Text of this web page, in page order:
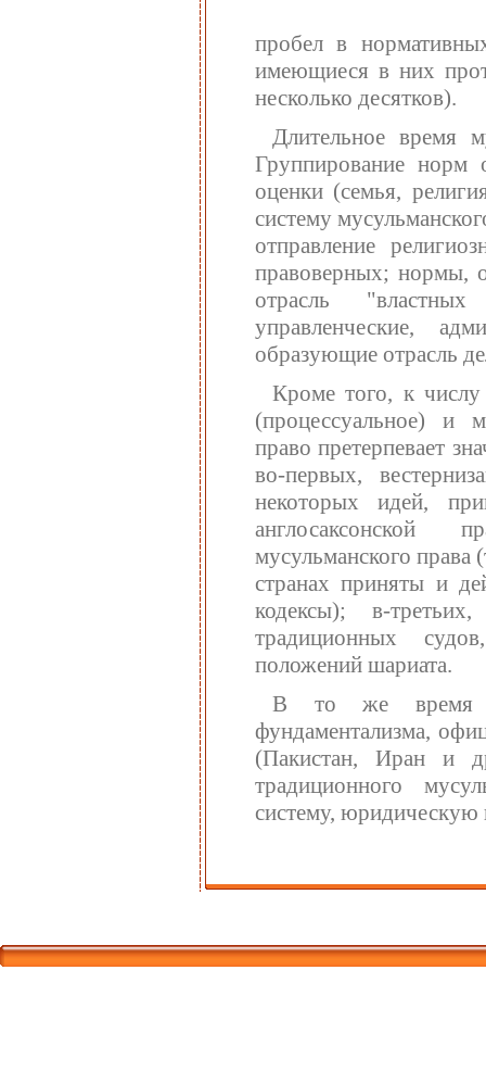
пробел в
имеющиеся в них
несколько десятков).
Длительное время
Группирование норм
оценки (семья,
систему
отправление
правоверных; нормы,
отрасль
управленческие,
образующие отрасль
Кроме того, к числу
(процессуальное) и
право претерпевает
во-первых,
некоторых идей,
англосаксонской
мусульманского права
странах приняты и
кодексы); в-
традиционных
положений шариата.
В то же время в
фундаментализма,
(Пакистан, Иран и
традиционного
систему, юридическую